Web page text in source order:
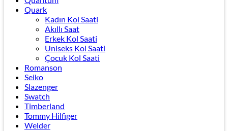
Quark
Kadın Kol Saati
Akıllı Saat
Erkek Kol Saati
Uniseks Kol Saati
Çocuk Kol Saati
Romanson
Seiko
Slazenger
Swatch
Timberland
Tommy Hilfiger
Welder